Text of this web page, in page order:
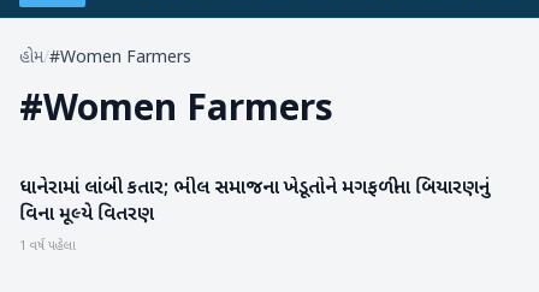
હોમ/#Women Farmers
#Women Farmers
બનાસકાંઠા
ધાનેરામાં લાંબી કતાર; ભીલ સમાજના ખેડૂતોને મગફળીના બિયારણનું
વિના મૂલ્યે વિતરણ
1 વર્ષ પહેલા